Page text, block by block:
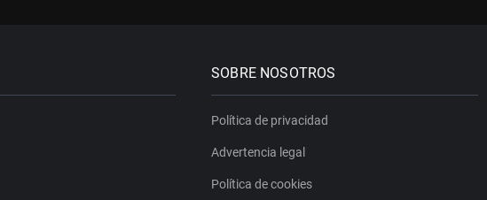
SOBRE NOSOTROS
Política de privacidad
Advertencia legal
Política de cookies